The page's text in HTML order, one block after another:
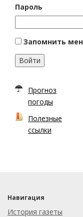
Пароль
Запомнить
Войти
Прогноз
погоды
Полезные
ссылки
Навигация
История газеты